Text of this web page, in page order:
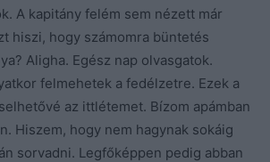
A kapitány felém sem nézett már
hiszi, hogy számomra büntetés
Aligha. Egész nap olvasgatok.
felmehetek a fedélzetre. Ezek a
az ittlétemet. Bízom apámban
Hiszem, hogy nem hagynak sokáig
sorvadni. Legfőképpen pedig abban